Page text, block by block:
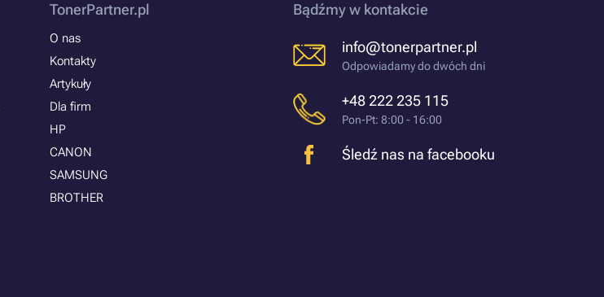
TonerPartner.pl
O nas
Kontakty
Artykuły
Dla firm
HP
CANON
SAMSUNG
BROTHER
Bądźmy w kontakcie
info@tonerpartner.pl
Odpowiadamy do dwóch dni
+48 222 235 115
Pon-Pt: 8:00 - 16:00
Śledź nas na facebooku